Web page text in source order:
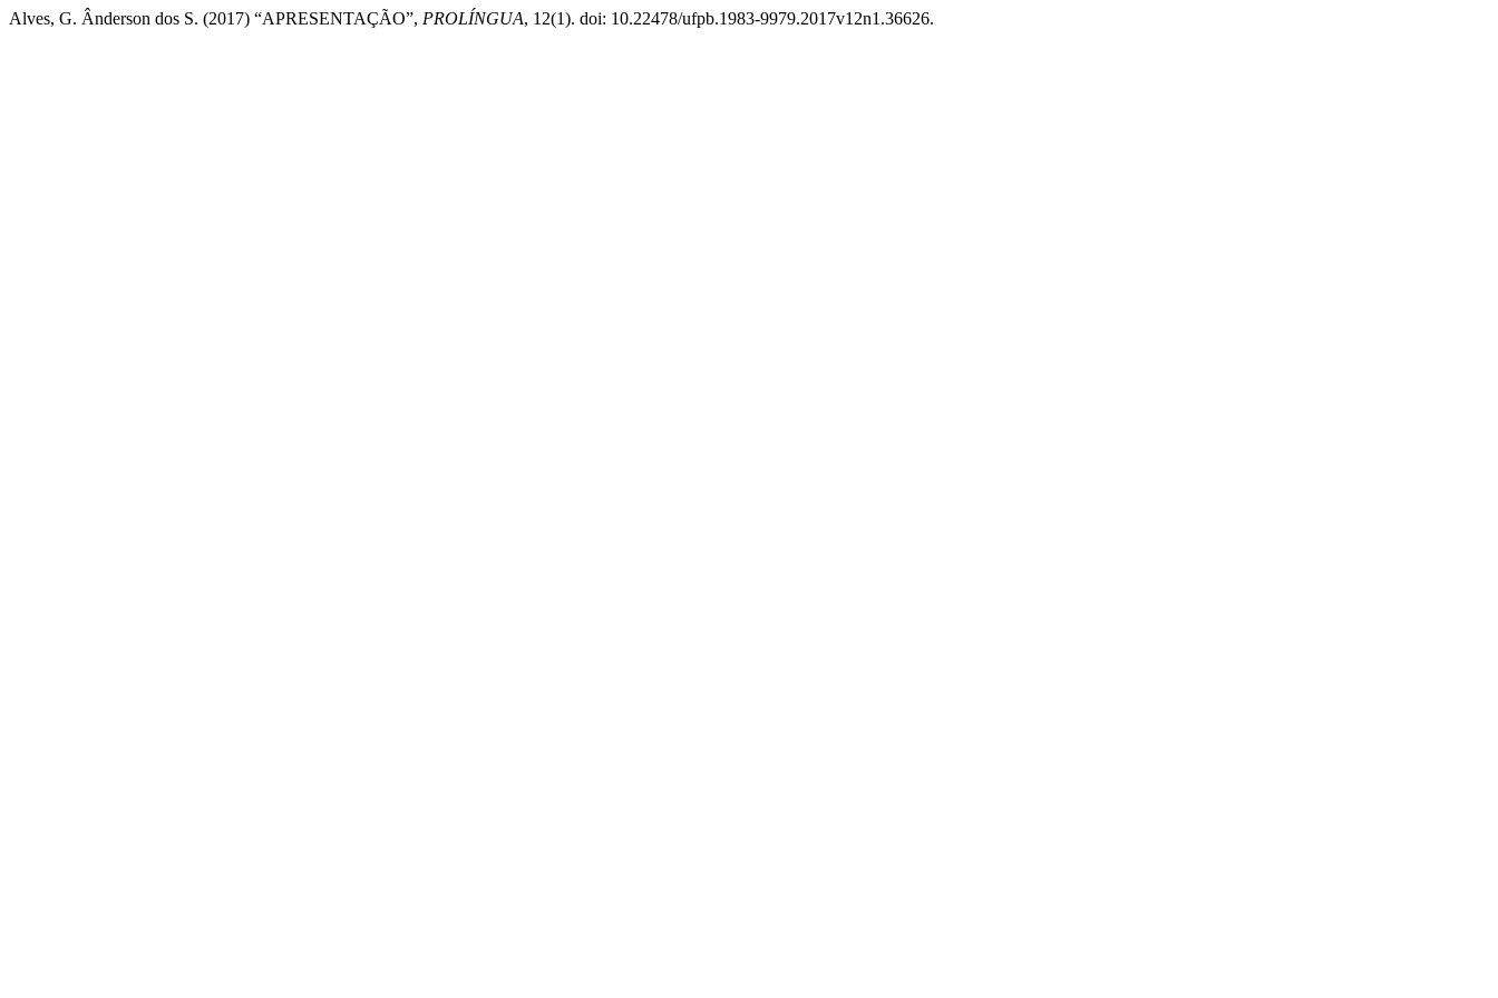
Alves, G. Ânderson dos S. (2017) “APRESENTAÇÃO”, PROLÍNGUA, 12(1). doi: 10.22478/ufpb.1983-9979.2017v12n1.36626.